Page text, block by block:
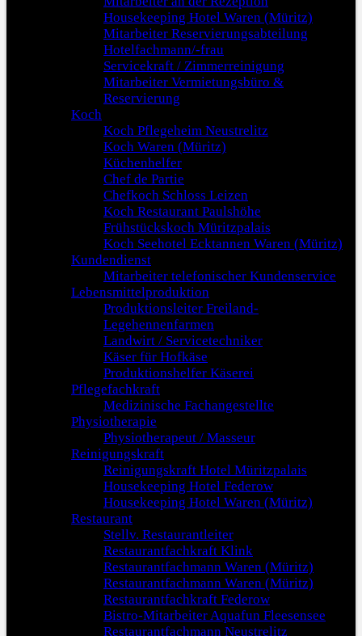
Housekeeping Hotel Waren (Müritz)
Mitarbeiter Reservierungsabteilung
Hotelfachmann/-frau
Servicekraft / Zimmerreinigung
Mitarbeiter Vermietungsbüro &
Reservierung
Koch
Koch Pflegeheim Neustrelitz
Koch Waren (Müritz)
Küchenhelfer
Chef de Partie
Chefkoch Schloss Leizen
Koch Restaurant Paulshöhe
Frühstückskoch Müritzpalais
Koch Seehotel Ecktannen Waren (Müritz)
Kundendienst
Mitarbeiter telefonischer Kundenservice
Lebensmittelproduktion
Produktionsleiter Freiland-
Legehennenfarmen
Landwirt / Servicetechniker
Käser für Hofkäse
Produktionshelfer Käserei
Pflegefachkraft
Medizinische Fachangestellte
Physiotherapie
Physiotherapeut / Masseur
Reinigungskraft
Reinigungskraft Hotel Müritzpalais
Housekeeping Hotel Federow
Housekeeping Hotel Waren (Müritz)
Restaurant
Stellv. Restaurantleiter
Restaurantfachkraft Klink
Restaurantfachmann Waren (Müritz)
Restaurantfachmann Waren (Müritz)
Restaurantfachkraft Federow
Bistro-Mitarbeiter Aquafun Fleesensee
Restaurantfachmann Neustrelitz